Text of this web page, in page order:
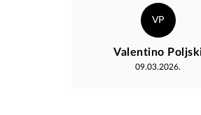
došlo brzo i po dogovoru. Sat je
prekrasan, dodatna
poseban štih. Velika preporuka za
Pozdrav iz Hrvatske :)
VP
Valentino
09.03.2026.